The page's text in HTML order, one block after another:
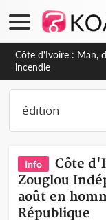
Côte d'Ivoire :
transformée en
dépigmentants
Info
Côte
Zouglou
août en
République